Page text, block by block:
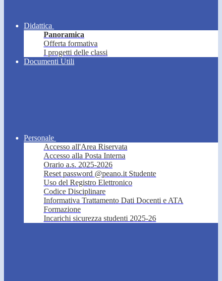
Didattica
Panoramica
Offerta formativa
I progetti delle classi
Documenti Utili
Personale
Accesso all'Area Riservata
Accesso alla Posta Interna
Orario a.s. 2025-2026
Reset password @peano.it Studente
Uso del Registro Elettronico
Codice Disciplinare
Informativa Trattamento Dati Docenti e ATA
Formazione
Incarichi sicurezza studenti 2025-26